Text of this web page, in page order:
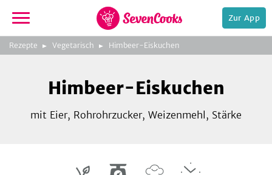
zur
Startseite
Zur App
Rezepte Vegetarisch Himbeer-Eiskuchen
Bild
3
zeigen
Himbeer-Eiskuchen
mit Eier, Rohrohrzucker, Weizenmehl, Stärke